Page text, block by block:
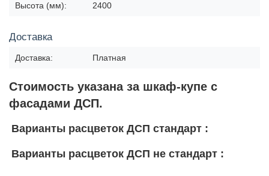
Высота (мм): 2400
Доставка
Доставка: Платная
Стоимость указана за шкаф-купе с
фасадами ДСП.
Варианты расцветок ДСП стандарт :
Варианты расцветок ДСП не стандарт :